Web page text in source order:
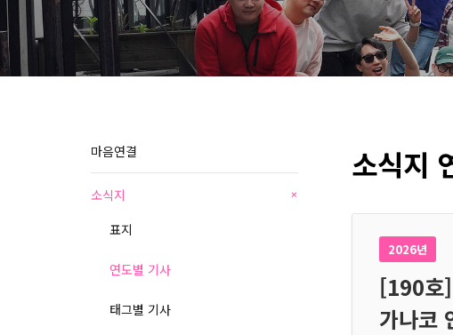
마음연결
소식지 +
표지
연도별 기사
태그별 기사
소식지
2026년
[190호
가나코